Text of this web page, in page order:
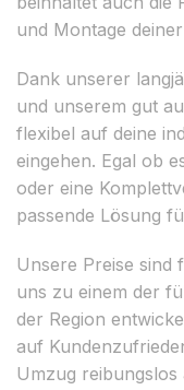
und Montage
Dank unserer
und unserem gut
flexibel auf deine
eingehen. Egal ob
oder eine
passende Lösung
Unsere Preise sind
uns zu einem der
der Region
auf
Umzug reibungslos